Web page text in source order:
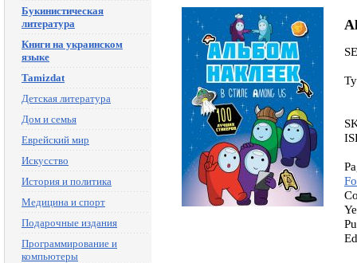
Букинистическая
литература
Книги на украинском
языке
Tamizdat
Детская литература
Дом и семья
Еврейский мир
Искусство
История и политика
Медицина и спорт
Подарочные издания
Программирование и
компьютеры